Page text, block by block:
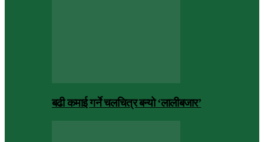
बढी कमाई गर्ने चलचित्र बन्यो ‘लालीबजार’